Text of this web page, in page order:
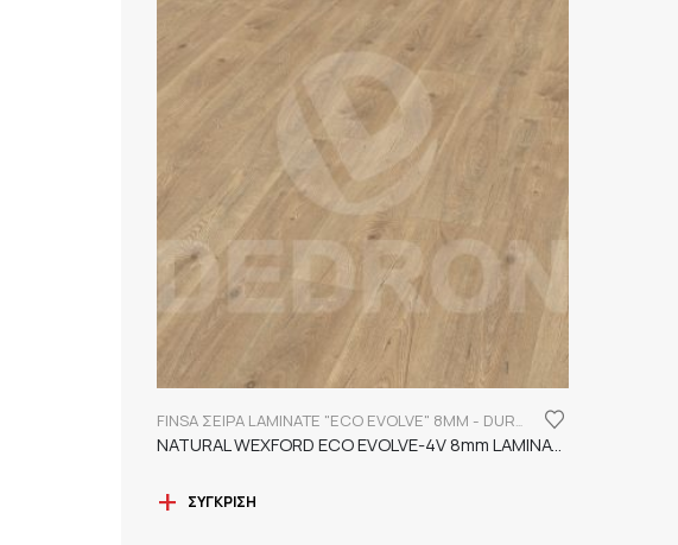
NATURAL WEXFORD ECO EVOLVE-4V 8mm LAMINATE
ΣΎΓΚΡΙΣΗ